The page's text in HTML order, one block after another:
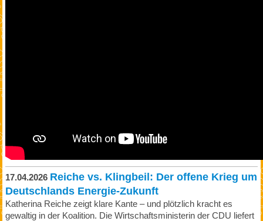
17.04.2026 Reiche vs. Klingbeil: Der offene Krieg um
Deutschlands Energie-Zukunft
Katherina Reiche zeigt klare Kante – und plötzlich kracht es
gewaltig in der Koalition. Die Wirtschaftsministerin der CDU liefert